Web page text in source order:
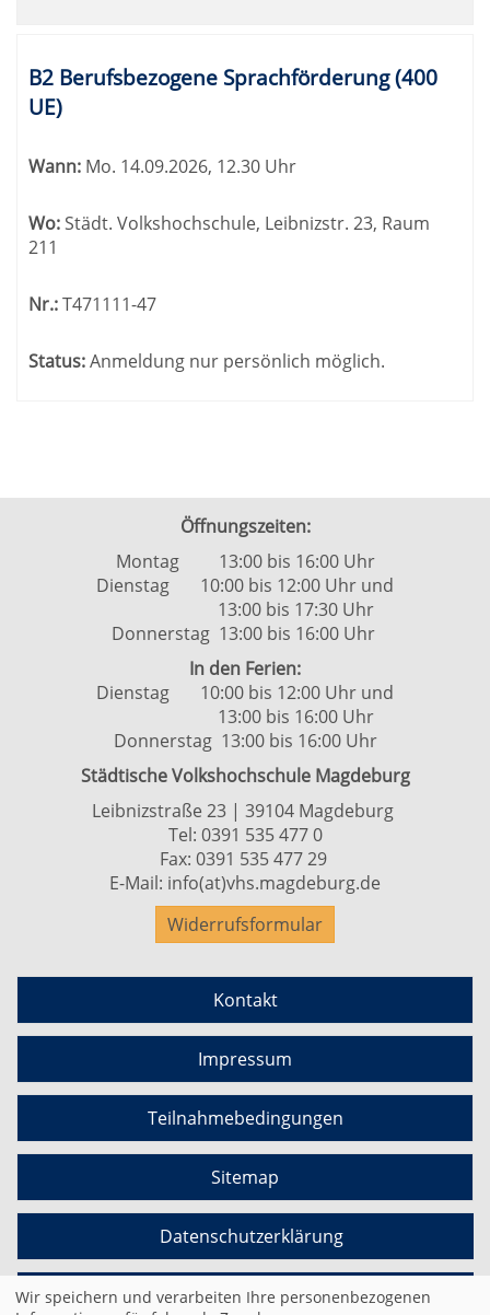
B2 Berufsbezogene Sprachförderung (400
UE)
Wann: Mo. 14.09.2026, 12.30 Uhr
Wo:Städt. Volkshochschule, Leibnizstr. 23, Raum
211
Nr.:T471111-47
Status:Anmeldung nur persönlich möglich.
Öffnungszeiten:
Montag 13:00 bis 16:00 Uhr
Dienstag 10:00 bis 12:00 Uhr und
13:00 bis 17:30 Uhr
Donnerstag 13:00 bis 16:00 Uhr
In den Ferien:
Dienstag 10:00 bis 12:00 Uhr und
13:00 bis 16:00 Uhr
Donnerstag 13:00 bis 16:00 Uhr
Städtische Volkshochschule Magdeburg
Leibnizstraße 23 | 39104 Magdeburg
Tel: 0391 535 477 0
Fax: 0391 535 477 29
E-Mail: info(at)vhs.magdeburg.de
Widerrufsformular
Kontakt
Impressum
Teilnahmebedingungen
Sitemap
Datenschutzerklärung
Cookie Einstellungen
Wir speichern und verarbeiten Ihre personenbezogenen